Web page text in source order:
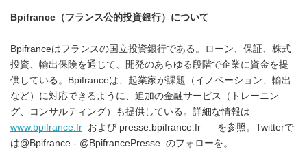
Bpifrance （フランス公的投資銀行）について
Bpifranceはフランスの国立投資銀行である。ローン、保証、株式
投資、輸出保険を通じて、開発のあらゆる段階で企業に資金を提
供している。Bpifranceは、起業家が課題（イノベーション、輸出
など）に対応できるように、追加の金融サービス（トレーニン
グ、コンサルティング）も提供している。詳細な情報は
www.bpifrance.fr および presse.bpifrance.fr を参照。Twitterで
は@Bpifrance - @BpifrancePresse のフォローを。